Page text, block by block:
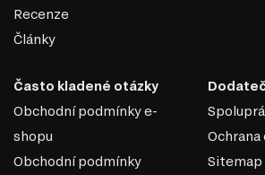
Recenze
Články
Často kladené otázky
Obchodní podmínky e-
shopu
Obchodní podmínky
Ochrana
Sitemap